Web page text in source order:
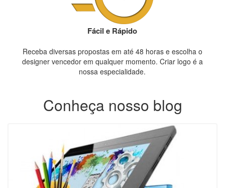
Fácil e Rápido
Receba diversas propostas em até 48 horas e escolha o
designer vencedor em qualquer momento. Criar logo é a
nossa especialidade.
Conheça nosso blog